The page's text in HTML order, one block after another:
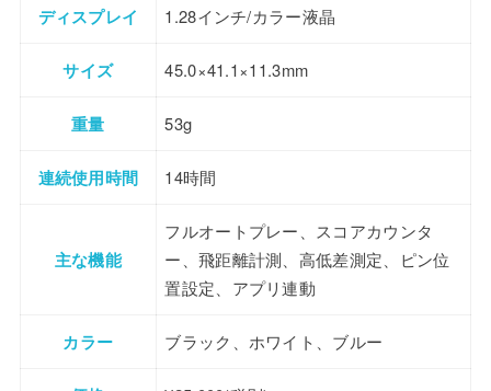
ディスプレイ 1.28インチ/カラー液晶
サイズ 45.0×41.1×11.3mm
重量 53g
連続使用時間 14時間
主な機能
フルオートプレー、スコアカウンタ
ー、飛距離計測、高低差測定、ピン位
置設定、アプリ連動
カラー ブラック、ホワイト、ブルー